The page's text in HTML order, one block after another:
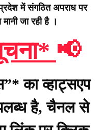
में संगठित अपराध पर
जा रही है ।
📢
का व्हाट्सएप
है, चैनल से